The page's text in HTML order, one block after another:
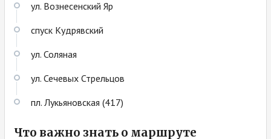
ул. Вознесенский Яр
спуск Кудрявский
ул. Соляная
ул. Сечевых Стрельцов
пл. Лукьяновская (417)
Что важно знать о маршруте